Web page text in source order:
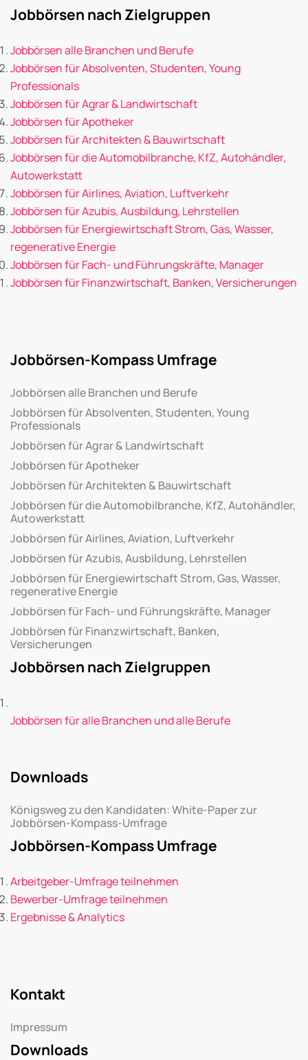
Jobbörsen nach Zielgruppen
Jobbörsen alle Branchen und Berufe
Jobbörsen für Absolventen, Studenten, Young
Professionals
Jobbörsen für Agrar & Landwirtschaft
Jobbörsen für Apotheker
Jobbörsen für Architekten & Bauwirtschaft
Jobbörsen für die Automobilbranche, KfZ, Autohändler,
Autowerkstatt
Jobbörsen für Airlines, Aviation, Luftverkehr
Jobbörsen für Azubis, Ausbildung, Lehrstellen
Jobbörsen für Energiewirtschaft Strom, Gas, Wasser,
regenerative Energie
Jobbörsen für Fach- und Führungskräfte, Manager
Jobbörsen für Finanzwirtschaft, Banken, Versicherungen
Jobbörsen-Kompass Umfrage
Jobbörsen alle Branchen und Berufe
Jobbörsen für Absolventen, Studenten, Young
Professionals
Jobbörsen für Agrar & Landwirtschaft
Jobbörsen für Apotheker
Jobbörsen für Architekten & Bauwirtschaft
Jobbörsen für die Automobilbranche, KfZ, Autohändler,
Autowerkstatt
Jobbörsen für Airlines, Aviation, Luftverkehr
Jobbörsen für Azubis, Ausbildung, Lehrstellen
Jobbörsen für Energiewirtschaft Strom, Gas, Wasser,
regenerative Energie
Jobbörsen für Fach- und Führungskräfte, Manager
Jobbörsen für Finanzwirtschaft, Banken,
Versicherungen
Jobbörsen nach Zielgruppen
Jobbörsen für alle Branchen und alle Berufe
Downloads
Königsweg zu den Kandidaten: White-Paper zur
Jobbörsen-Kompass-Umfrage
Jobbörsen-Kompass Umfrage
Arbeitgeber-Umfrage teilnehmen
Bewerber-Umfrage teilnehmen
Ergebnisse & Analytics
Kontakt
Impressum
Downloads